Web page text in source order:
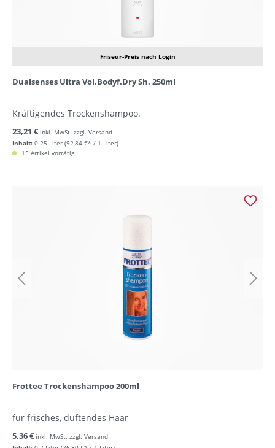
Friseur-Preis nach Login
Dualsenses Ultra Vol.Bodyf.Dry Sh. 250ml
Kräftigendes Trockenshampoo.
Inhalt: 0.25 Liter (92,84 €* / 1 Liter)
23,21 € inkl. MwSt. zzgl. Versand
15 Artikel vorrätig
Frottee Trockenshampoo 200ml
für frisches, duftendes Haar
5,36 € inkl. MwSt. zzgl. Versand